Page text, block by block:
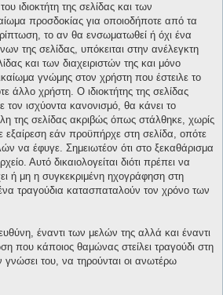
ιδιοκτήτη της σελίδας και των
προσδοκίας για οποιοδήποτε από τα
το αν θα ενσωματωθεί ή όχι ένα
της σελίδας, υπόκειται στην ανέλεγκτη
και των διαχειριστών της και μόνο
γνώμης στον χρήστη που έστειλε το
άλλο χρήστη. Ο ιδιοκτήτης της σελίδας
τον ισχύοντα κανονισμό, θα κάνει το
της σελίδας ακριβώς όπως στάλθηκε, χωρίς
εξαίρεση εάν προϋπήρχε στη σελίδα, οπότε
να έφυγε. Σημειωτέον ότι στο ξεκαθάρισμα
Αυτό δικαιολογείται διότι πρέπει να
ή μη η συγκεκριμένη ηχογράφηση στη
τραγούδια κατασπαταλούν τον χρόνο των
έναντι των μελών της αλλά και έναντι
που κάποιος θαμώνας στείλει τραγούδι στη
του, να τηρούνται οι ανωτέρω